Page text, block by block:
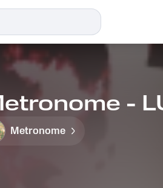
-
Metronome